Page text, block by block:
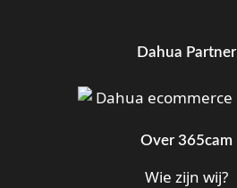
Dahua Partner
Over 365cam
Wie zijn wij?